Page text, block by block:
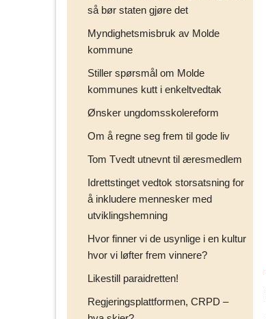
så bør staten gjøre det
Myndighetsmisbruk av Molde
kommune
Stiller spørsmål om Molde
kommunes kutt i enkeltvedtak
Ønsker ungdomsskolereform
Om å regne seg frem til gode liv
Tom Tvedt utnevnt til æresmedlem
Idrettstinget vedtok storsatsning for
å inkludere mennesker med
utviklingshemning
Hvor finner vi de usynlige i en kultur
hvor vi løfter frem vinnere?
Likestill paraidretten!
Regjeringsplattformen, CRPD –